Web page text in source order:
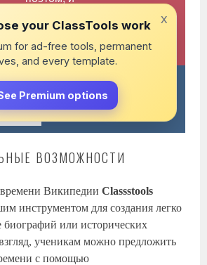
ВОЗМОЖНОСТИ
ВикипедииClassstools
инструментом для создания легко
биографий или исторических
ученикам можно предложить
с помощью